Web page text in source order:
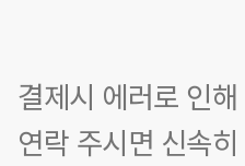
결제시 에러로 인
연락 주시면 신속